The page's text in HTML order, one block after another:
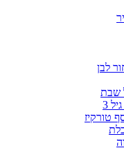
לבן
שבת
3
טורקיז